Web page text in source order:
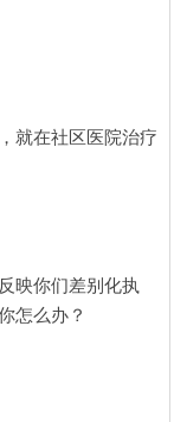
就在社区医院治疗
映你们差别化执
怎么办？